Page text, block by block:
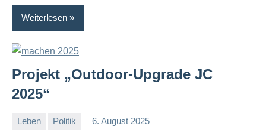
Weiterlesen
Projekt „Outdoor-Upgrade JC
2025“
Leben Politik 6. August 2025